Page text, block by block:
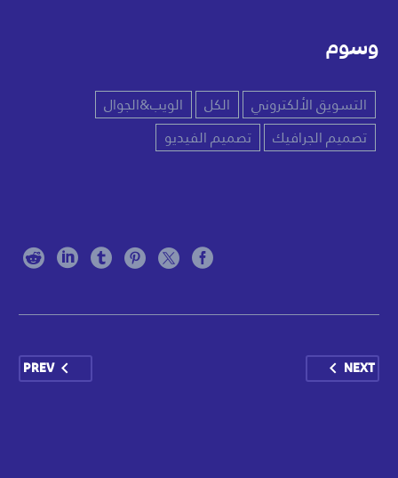
وسوم
التسويق الألكتروني الكل
الويب&الجوال
تصميم الجرافيك
تصميم الفيديو
PREV NEXT